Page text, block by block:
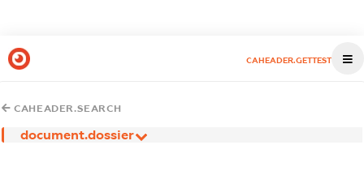
CAHEADER.GETTEST
CAHEADER.SEARCH
document.dossier